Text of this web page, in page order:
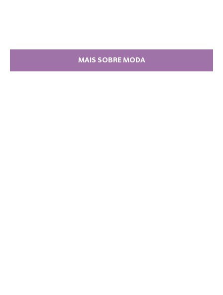
MAIS SOBRE MODA